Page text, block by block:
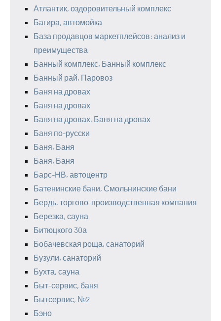
Атлантик, оздоровительный комплекс
Багира, автомойка
База продавцов маркетплейсов: анализ и
преимущества
Банный комплекс, Банный комплекс
Банный рай, Паровоз
Баня на дровах
Баня на дровах
Баня на дровах, Баня на дровах
Баня по-русски
Баня, Баня
Баня, Баня
Барс-НВ, автоцентр
Батенинские бани, Смольнинские бани
Бердь, торгово-производственная компания
Березка, сауна
Битюцкого 30а
Бобачевская роща, санаторий
Бузули, санаторий
Бухта, сауна
Быт-сервис, баня
Бытсервис, №2
Бэно